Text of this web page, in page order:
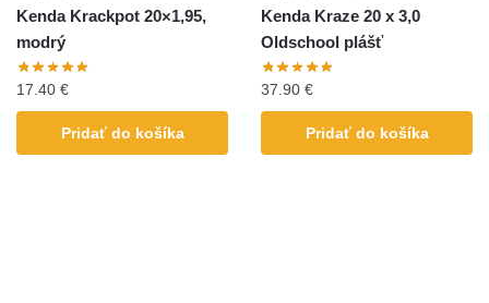
Kenda Krackpot 20×1,95,
modrý
17.40 €
Pridať do košíka
Kenda Kraze 20 x 3,0
Oldschool plášť
37.90 €
Pridať do košíka